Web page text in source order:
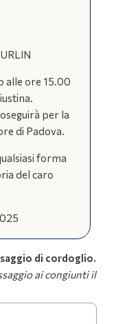
alle ore 15.00
per la
di Padova.
forma
del caro
di cordoglio.
ai congiunti il